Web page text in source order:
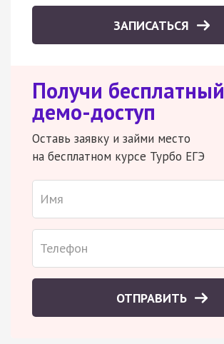
ЗАПИСАТЬСЯ
Получи бесплатный
демо-доступ
Оставь заявку и займи место
на бесплатном курсе Турбо ЕГЭ
ОТПРАВИТЬ